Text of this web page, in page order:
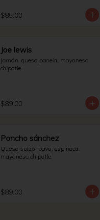
$85.00
Joe lewis
Jamón, queso panela, mayonesa
chipotle.
$89.00
Poncho sánchez
Queso suizo, pavo, espinaca,
mayonesa chipotle.
$89.00